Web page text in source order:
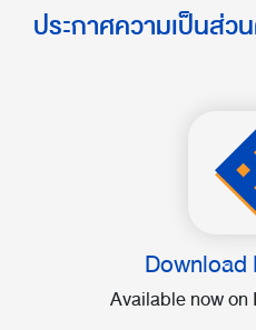
Download
Available now
ประกาศความเป็นส่